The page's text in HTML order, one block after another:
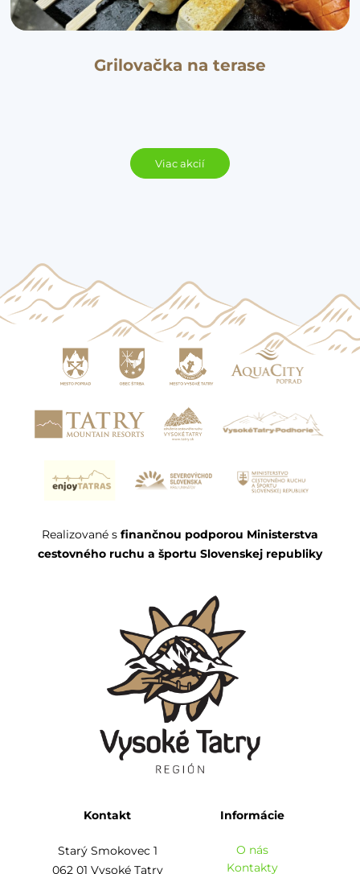
Grilovačka na terase
Viac akcií
Realizované s finančnou podporou Ministerstva
cestovného ruchu a športu Slovenskej republiky
Kontakt
Starý Smokovec 1
062 01 Vysoké Tatry
Informácie
O nás
Kontakty